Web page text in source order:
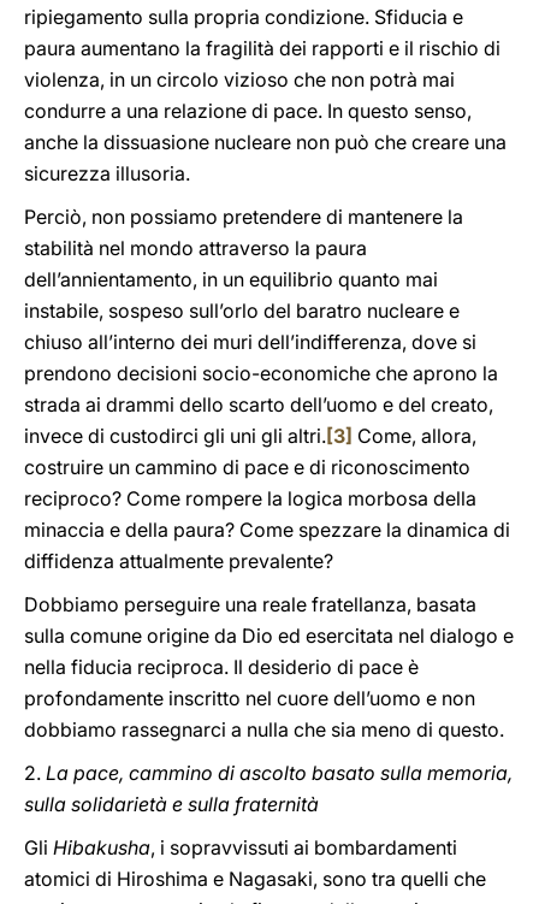
ripiegamento sulla propria condizione. Sfiducia e
paura aumentano la fragilità dei rapporti e il rischio di
violenza, in un circolo vizioso che non potrà mai
condurre a una relazione di pace. In questo senso,
anche la dissuasione nucleare non può che creare una
sicurezza illusoria.
Perciò, non possiamo pretendere di mantenere la
stabilità nel mondo attraverso la paura
dell’annientamento, in un equilibrio quanto mai
instabile, sospeso sull’orlo del baratro nucleare e
chiuso all’interno dei muri dell’indifferenza, dove si
prendono decisioni socio-economiche che aprono la
strada ai drammi dello scarto dell’uomo e del creato,
invece di custodirci gli uni gli altri.[3] Come, allora,
costruire un cammino di pace e di riconoscimento
reciproco? Come rompere la logica morbosa della
minaccia e della paura? Come spezzare la dinamica di
diffidenza attualmente prevalente?
Dobbiamo perseguire una reale fratellanza, basata
sulla comune origine da Dio ed esercitata nel dialogo e
nella fiducia reciproca. Il desiderio di pace è
profondamente inscritto nel cuore dell’uomo e non
dobbiamo rassegnarci a nulla che sia meno di questo.
2. La pace, cammino di ascolto basato sulla memoria,
sulla solidarietà e sulla fraternità
Gli Hibakusha, i sopravvissuti ai bombardamenti
atomici di Hiroshima e Nagasaki, sono tra quelli che